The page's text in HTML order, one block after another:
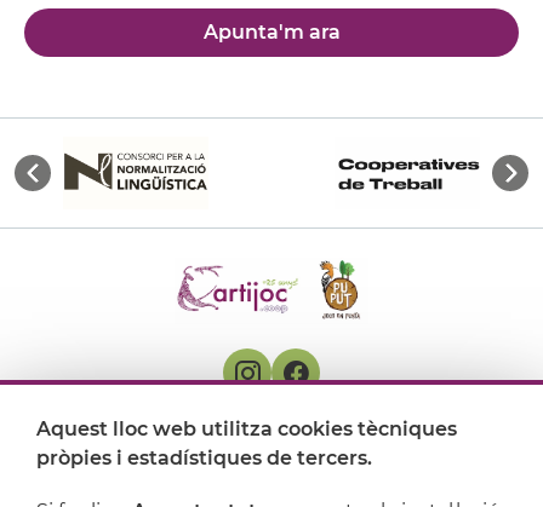
Apunta'm ara
On ens trobem
Aquest lloc web utilitza cookies tècniques
pròpies i estadístiques de tercers.